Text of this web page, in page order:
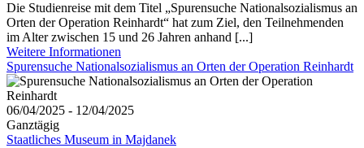
Die Studienreise mit dem Titel „Spurensuche Nationalsozialismus an
Orten der Operation Reinhardt“ hat zum Ziel, den Teilnehmenden
im Alter zwischen 15 und 26 Jahren anhand [...]
Weitere Informationen
Spurensuche Nationalsozialismus an Orten der Operation Reinhardt
06/04/2025 - 12/04/2025
Ganztägig
Staatliches Museum in Majdanek